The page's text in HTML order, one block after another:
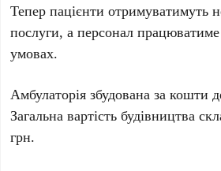
Тепер пацієнти отримуватимуть
послуги, а персонал
умовах.
Амбулаторія збудована за кошти
Загальна вартість будівництва
грн.